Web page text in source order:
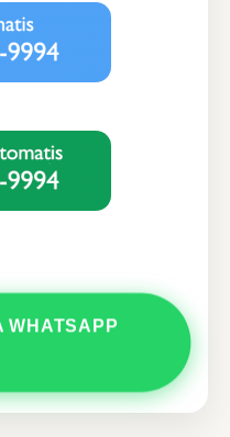
WHATSAPP